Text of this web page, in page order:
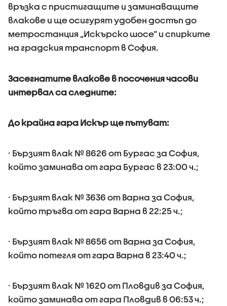
връзка с пристигащите и заминаващите
влакове и ще осигурят удобен достъп до
метростанция „Искърско шосе“ и спирките
на градския транспорт в София.
Засегнатите влакове в посочения часови
интервал са следните:
До крайна гара Искър ще пътуват:
· Бързият влак № 8626 от Бургас за София,
който заминава от гара Бургас в 23:00 ч.;
· Бързият влак № 3636 от Варна за София,
който тръгва от гара Варна в 22:25 ч.;
· Бързият влак № 8656 от Варна за София,
който потегля от гара Варна в 23:40 ч.;
· Бързият влак № 1620 от Пловдив за София,
който заминава от гара Пловдив в 06:53 ч.;